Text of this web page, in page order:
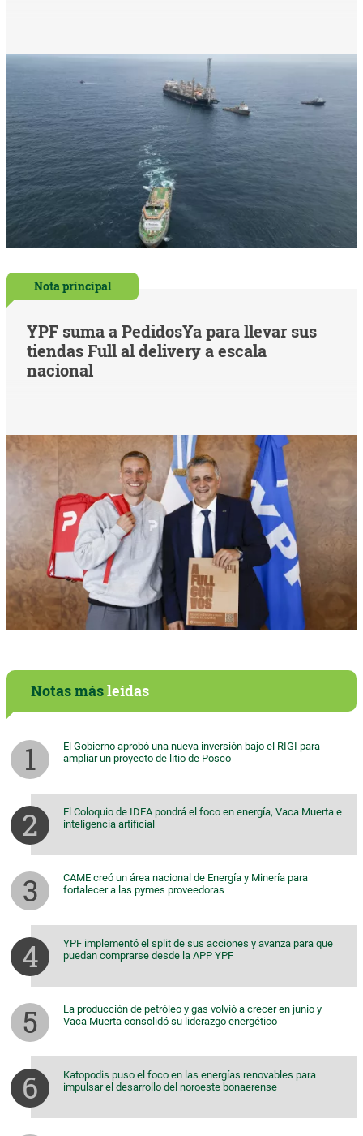
Nota principal
YPF suma a PedidosYa para llevar sus
tiendas Full al delivery a escala
nacional
Notas másleídas
El Gobierno aprobó una nueva inversión bajo el RIGI para
ampliar un proyecto de litio de Posco
El Coloquio de IDEA pondrá el foco en energía, Vaca Muerta e
inteligencia artificial
CAME creó un área nacional de Energía y Minería para
fortalecer a las pymes proveedoras
YPF implementó el split de sus acciones y avanza para que
puedan comprarse desde la APP YPF
La producción de petróleo y gas volvió a crecer en junio y
Vaca Muerta consolidó su liderazgo energético
Katopodis puso el foco en las energías renovables para
impulsar el desarrollo del noroeste bonaerense